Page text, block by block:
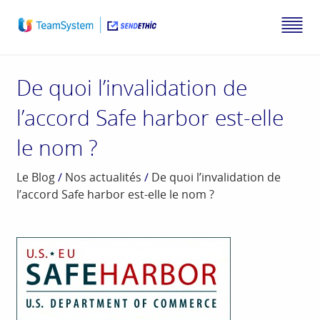
De quoi l’invalidation de
l’accord Safe harbor est-elle
le nom ?
Le Blog/ Nos actualités / De quoi l’invalidation de
l’accord Safe harbor est-elle le nom ?